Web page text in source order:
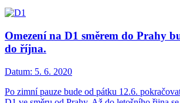
Omezení na D1 směrem do Prahy
do října.
Datum: 5. 6. 2020
Po zimní pauze bude od pátku 12.6.